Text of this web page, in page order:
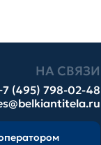
НА СВЯЗИ
(495) 798-02-48